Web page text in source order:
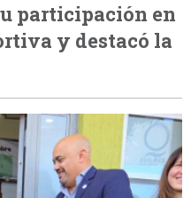
participación en
y destacó la